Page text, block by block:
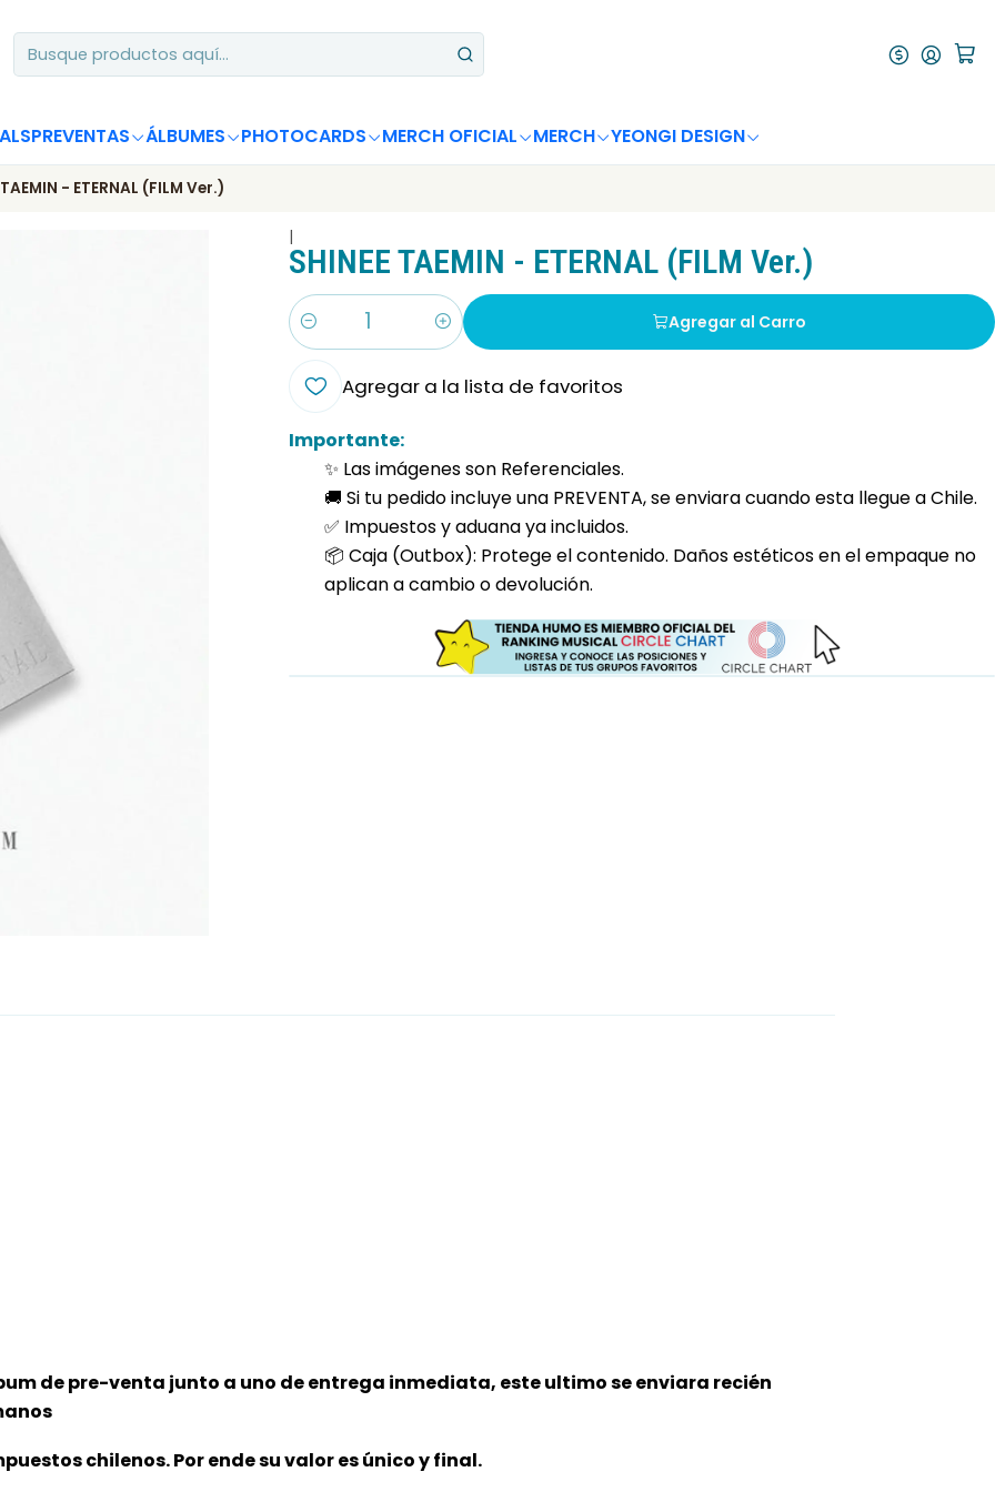
PREVENTAS ÁLBUMES PHOTOCARDS MERCH OFICIAL MERCH YEONGI DESIGN
- ETERNAL (FILM Ver.)
|
SHINEE TAEMIN - ETERNAL (FILM Ver.)
Cantidad
Agregar al Carro
Agregar a la lista de favoritos
Importante:
✨ Las imágenes son Referenciales.
🚚 Si tu pedido incluye una PREVENTA, se enviara cuando esta llegue a Chile.
✅ Impuestos y aduana ya incluidos.
📦 Caja (Outbox): Protege el contenido. Daños estéticos en el empaque no
aplican a cambio o devolución.
de pre-venta junto a uno de entrega inmediata, esteultimo se enviara recién
chilenos. Por ende su valor es único y final.